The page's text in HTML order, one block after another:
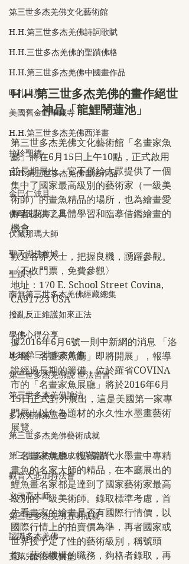
第三世多杰羌佛文化藝術館
H.H.第三世多杰羌佛詩詞歌賦
H.H.三世多杰羌佛的聖蹟佛格
H.H.第三世多杰羌佛中國畫作品
旺扎上尊
美國舊金山華藏寺
H.H.第三世多杰羌佛西洋畫
拉珍聖德
H.H.第三世多杰羌佛書法作品
金巴仁波且
佛母玉花壽之王
伏藏那瑪大師
聖天湖佛教城
聖蹟寺
南無第三世多杰羌佛經藏總集
撥亂反正維護如來正法
學佛心得分享
H.H.第三世多杰羌佛
第三世多杰羌佛說 世法哲言
第三世多杰羌佛說法
多杰羌佛第三世
第三世多杰羌佛藝術成就
第三世多杰羌佛成就與聖蹟
觀音大悲加持法會
义云高大师
第三世多杰羌佛五明成就
認識多杰羌佛
克萊兒的深夜實堂
H.H.第三世多杰羌佛的畫作絕世
神品「龍鯉鬧蓮池」
第三世多杰羌佛文化藝術館「名畫家魚
廳」將在6月15日上午10點，正式啟用
並長期展出。它不僅給大眾提供了一個
集中了國家最高級別的藝術家（一級美
術師）的畫魚精品的場所，也為繪畫愛
好者提供了具體學習和臨摹借鑑繪畫的
機會。
歡迎各界人士，把握良機，踴躍參觀。
〈不收門票，免費參觀〉
地址：170 E. School Street Covina,
CA91723 USA
據2016年6月6號一則中新網的消息 「洛
杉磯「名畫家魚廳」即將開展」，報導
說經過長期的籌備，位於羅省COVINA
市的「名畫家魚展廳」將於2016年6月
15日正式對外展出，這是美國第一家專
門展出以魚為題材的永久性水墨畫藝術
展覽。
「名畫家魚廳」搜藏當代水墨畫中專精
畫魚的名家大師的精品，在本廳展出的
鯉魚畫名家都是達到了國家藝術家最高
級別的一級美術師。錄取標準考慮，首
先看畫家的繪畫是否有國際行情價，以
國際行情上的拍賣價為準，再者國家或
世界授予定了性的藝術級別，稱號頭
銜，藝術機構的職務，夠格者錄取，再